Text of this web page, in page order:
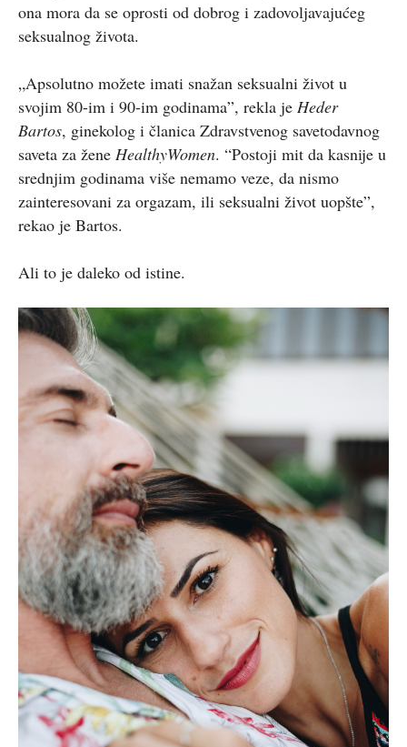
ona mora da se oprosti od dobrog i zadovoljavajućeg
seksualnog života.
„Apsolutno možete imati snažan seksualni život u
svojim 80-im i 90-im godinama”, rekla je Heder
Bartos, ginekolog i članica Zdravstvenog savetodavnog
saveta za žene HealthyWomen. “Postoji mit da kasnije u
srednjim godinama više nemamo veze, da nismo
zainteresovani za orgazam, ili seksualni život uopšte”,
rekao je Bartos.
Ali to je daleko od istine.